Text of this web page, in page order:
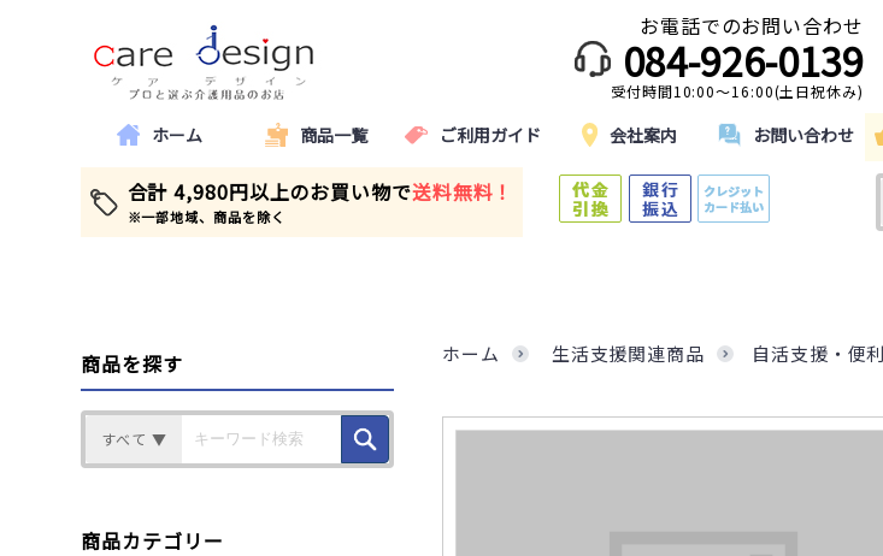
お電話でのお問い合わせ
084-926-0139
受付時間10:00～16:00(土日祝休み)
ホーム 商品一覧 ご利用ガイド 会社案内 お問い合わせ
合計 4,980円以上のお買い物で送料無料！
※一部地域、商品を除く
ホーム 生活支援関連商品 自活支援・便
商品を探す
すべて ▼
商品カテゴリー